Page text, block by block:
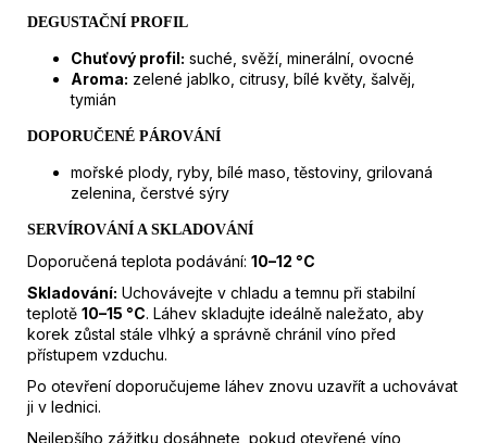
DEGUSTAČNÍ PROFIL
Chuťový profil: suché, svěží, minerální, ovocné
Aroma: zelené jablko, citrusy, bílé květy, šalvěj,
tymián
DOPORUČENÉ PÁROVÁNÍ
mořské plody, ryby, bílé maso, těstoviny, grilovaná
zelenina, čerstvé sýry
SERVÍROVÁNÍ A SKLADOVÁNÍ
Doporučená teplota podávání: 10–12 °C
Skladování: Uchovávejte v chladu a temnu při stabilní
teplotě 10–15 °C. Láhev skladujte ideálně naležato, aby
korek zůstal stále vlhký a správně chránil víno před
přístupem vzduchu.
Po otevření doporučujeme láhev znovu uzavřít a uchovávat
ji v lednici.
Nejlepšího zážitku dosáhnete, pokud otevřené víno